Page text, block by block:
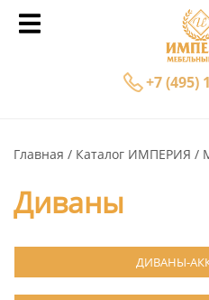
+7 (495)
Главная Каталог ИМПЕРИЯ
Диваны
ДИВАНЫ-